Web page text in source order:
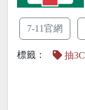
7-11官網
標籤： 抽3C